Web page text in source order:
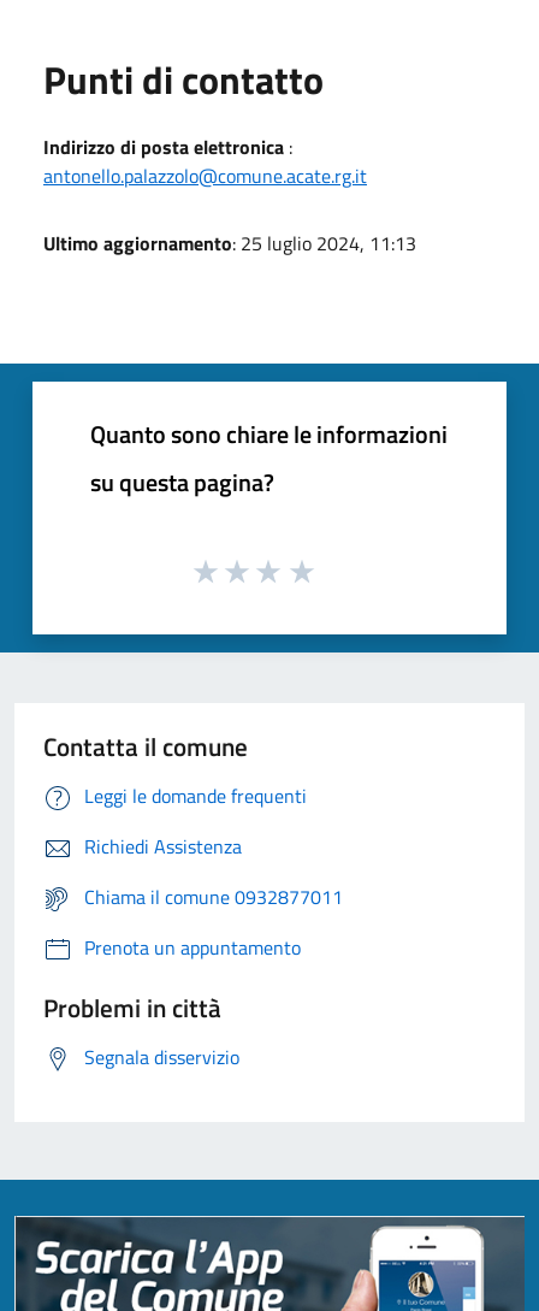
Punti di contatto
Indirizzo di posta elettronica :
antonello.palazzolo@comune.acate.rg.it
Ultimo aggiornamento: 25 luglio 2024, 11:13
Quanto sono chiare le informazioni
su questa pagina?
Contatta il comune
Leggi le domande frequenti
Richiedi Assistenza
Chiama il comune 0932877011
Prenota un appuntamento
Problemi in città
Segnala disservizio